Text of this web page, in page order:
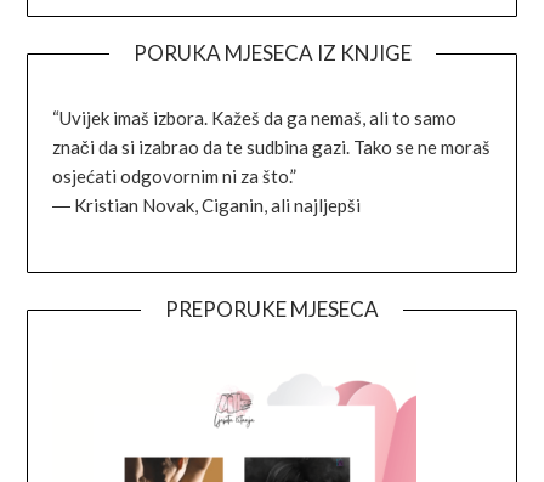
PORUKA MJESECA IZ KNJIGE
“Uvijek imaš izbora. Kažeš da ga nemaš, ali to samo
znači da si izabrao da te sudbina gazi. Tako se ne moraš
osjećati odgovornim ni za što.”
― Kristian Novak,Ciganin, ali najljepši
PREPORUKE MJESECA